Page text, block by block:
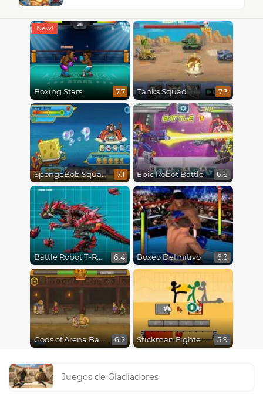
Boxing Stars 7.7 Tanks Squad 7.3
SpongeBob SquarePants : Monster Island Adventures 7.1 Epic Robot Battle 6.6
Battle Robot T-Rex Age 6.4 Boxeo Definitivo 6.3
Gods of Arena Battles 6.2 Stickman Fighter Epic Battles 5.9
Juegos de Gladiadores